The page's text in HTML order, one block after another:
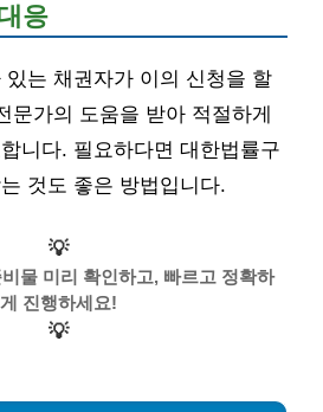
응
있는 채권자가 이의 신청을 할
문가의 도움을 받아 적절하게
니다. 필요하다면 대한법률구
것도 좋은 방법입니다.
💡
물 미리 확인하고, 빠르고 정확하
게 진행하세요!
💡